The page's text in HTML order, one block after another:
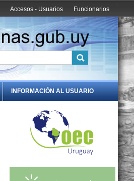
Funcionarios
Accesos - Usuarios
INFORMACIÓN AL USUARIO